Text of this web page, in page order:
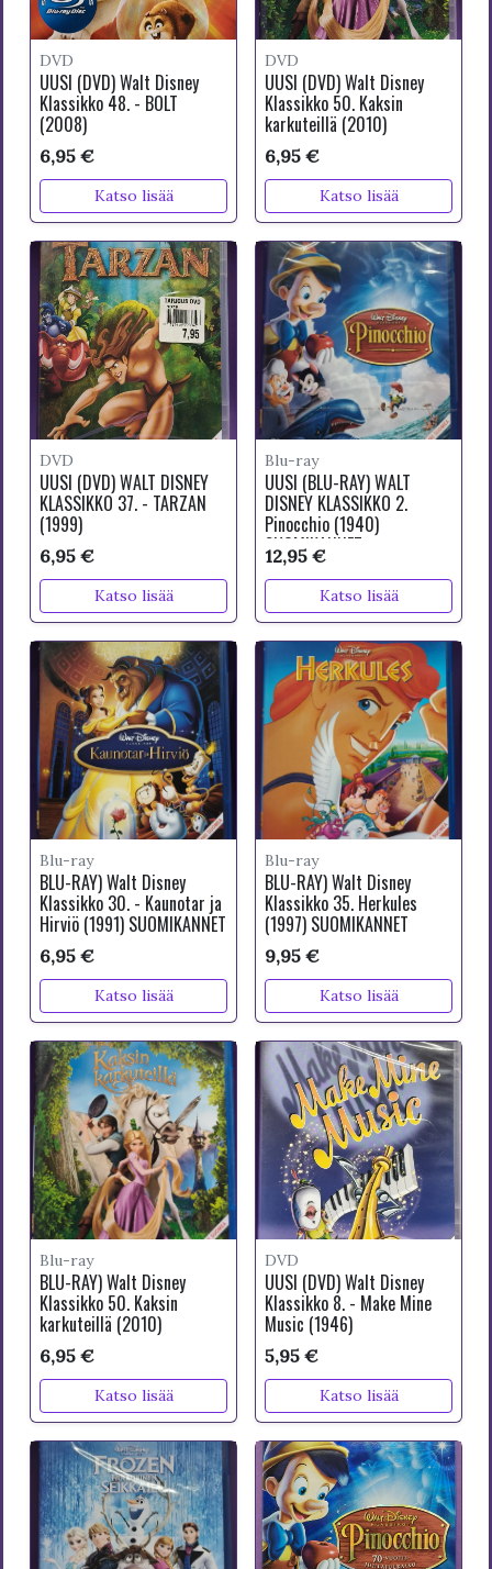
DVD
UUSI (DVD) Walt Disney
Klassikko 48. - BOLT
(2008)
6,95 €
Katso lisää
DVD
UUSI (DVD) Walt Disney
Klassikko 50. Kaksin
karkuteillä (2010)
6,95 €
Katso lisää
DVD
UUSI (DVD) WALT DISNEY
KLASSIKKO 37. - TARZAN
(1999)
6,95 €
Katso lisää
Blu-ray
UUSI (BLU-RAY) WALT
DISNEY KLASSIKKO 2.
Pinocchio (1940)
SUOMIKANNET
12,95 €
Katso lisää
Blu-ray
BLU-RAY) Walt Disney
Klassikko 30. - Kaunotar ja
Hirviö (1991) SUOMIKANNET
6,95 €
Katso lisää
Blu-ray
BLU-RAY) Walt Disney
Klassikko 35. Herkules
(1997) SUOMIKANNET
9,95 €
Katso lisää
Blu-ray
BLU-RAY) Walt Disney
Klassikko 50. Kaksin
karkuteillä (2010)
6,95 €
Katso lisää
DVD
UUSI (DVD) Walt Disney
Klassikko 8. - Make Mine
Music (1946)
5,95 €
Katso lisää